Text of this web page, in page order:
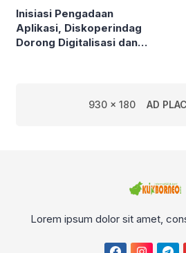
Inisiasi Pengadaan
Aplikasi, Diskoperindag
Dorong Digitalisasi dan
930 x 180 AD
Lorem ipsum dolor sit amet,